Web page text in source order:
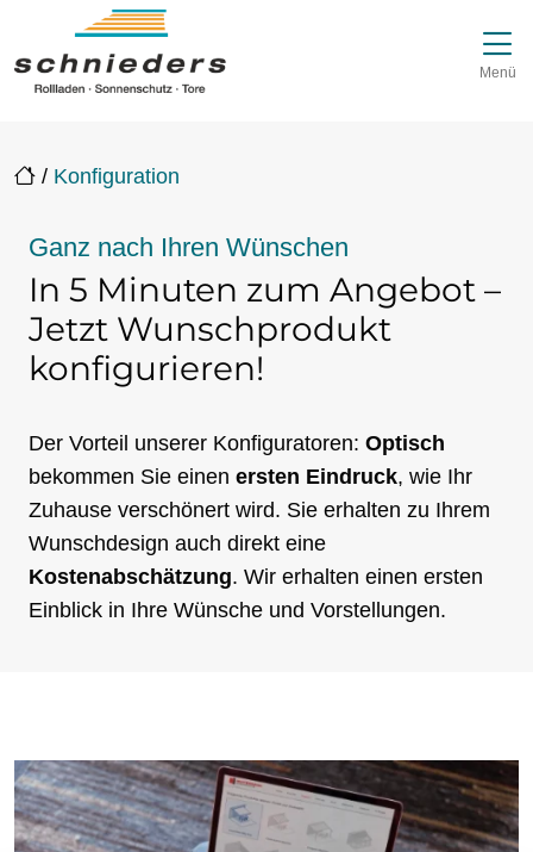
zur Top-Navigation
zur Hauptnavigation
Inhalt springen
zum Footer
Hauptnavigation Menü
/ Konfiguration
Ganz nach Ihren Wünschen
In 5 Minuten zum Angebot –
Jetzt Wunschprodukt
konfigurieren!
Der Vorteil unserer Konfiguratoren: Optisch
bekommen Sie einen ersten Eindruck, wie Ihr
Zuhause verschönert wird. Sie erhalten zu Ihrem
Wunschdesign auch direkt eine
Kostenabschätzung. Wir erhalten einen ersten
Einblick in Ihre Wünsche und Vorstellungen.